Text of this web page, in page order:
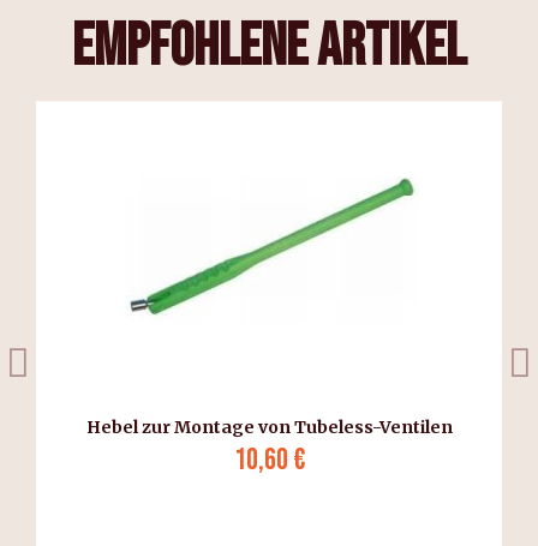
empfohlene Artikel
Hebel zur Montage von Tubeless-Ventilen
10,60 €